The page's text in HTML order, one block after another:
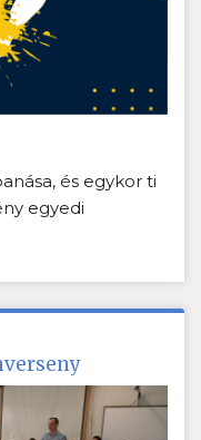
és egykor ti
egyedi